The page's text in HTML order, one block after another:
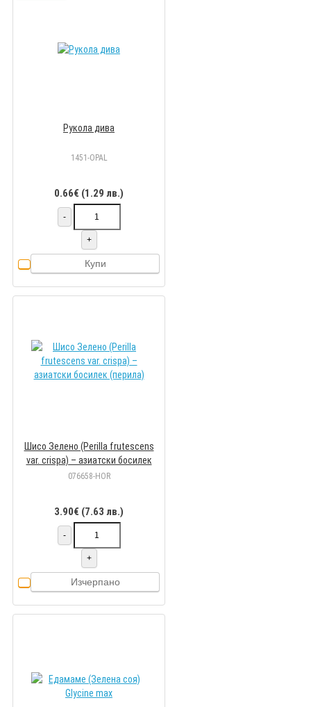
Рукола дива
1451-OPAL
0.66€ (1.29 лв.)
-
+
Купи
Шисо Зелено (Perilla frutescens
var. crispa) – азиатски босилек
(перила)
076658-HOR
3.90€ (7.63 лв.)
-
+
Изчерпано